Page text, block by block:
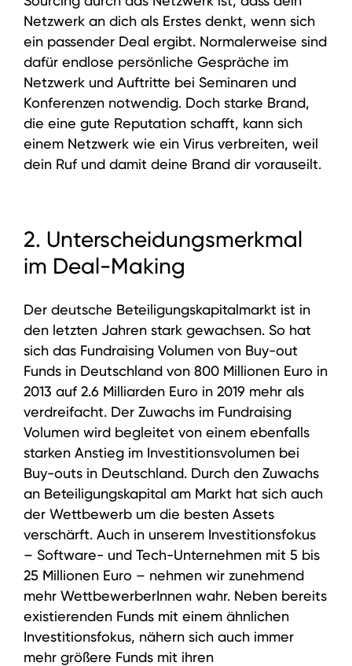
Netzwerk an dich als Erstes denkt, wenn sich
ein passender Deal ergibt. Normalerweise sind
dafür endlose persönliche Gespräche im
Netzwerk und Auftritte bei Seminaren und
Konferenzen notwendig. Doch starke Brand,
die eine gute Reputation schafft, kann sich
einem Netzwerk wie ein Virus verbreiten, weil
dein Ruf und damit deine Brand dir vorauseilt.
2. Unterscheidungsmerkmal
im Deal-Making
Der deutsche Beteiligungskapitalmarkt ist in
den letzten Jahren stark gewachsen. So hat
sich das Fundraising Volumen von Buy-out
Funds in Deutschland von 800 Millionen Euro in
2013 auf 2.6 Milliarden Euro in 2019 mehr als
verdreifacht. Der Zuwachs im Fundraising
Volumen wird begleitet von einem ebenfalls
starken Anstieg im Investitionsvolumen bei
Buy-outs in Deutschland. Durch den Zuwachs
an Beteiligungskapital am Markt hat sich auch
der Wettbewerb um die besten Assets
verschärft. Auch in unserem Investitionsfokus
– Software- und Tech-Unternehmen mit 5 bis
25 Millionen Euro – nehmen wir zunehmend
mehr WettbewerberInnen wahr. Neben bereits
existierenden Funds mit einem ähnlichen
Investitionsfokus, nähern sich auch immer
mehr größere Funds mit ihren